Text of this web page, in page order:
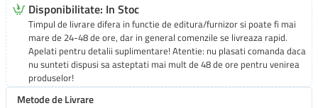
Metode de Livrare
Disponibilitate: In Stoc
Timpul de livrare difera in functie de editura/furnizor si poate fi mai
mare de 24-48 de ore, dar in general comenzile se livreaza rapid.
Apelati pentru detalii suplimentare! Atentie: nu plasati comanda daca
nu sunteti dispusi sa asteptati mai mult de 48 de ore pentru venirea
produselor!